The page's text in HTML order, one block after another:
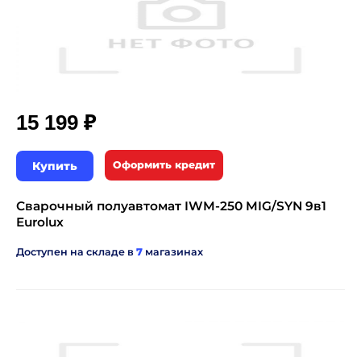
15 199 ₽
Купить Оформить кредит
Сварочный полуавтомат IWM-250 MIG/SYN 9в1
Eurolux
Доступен на складе в 7 магазинах